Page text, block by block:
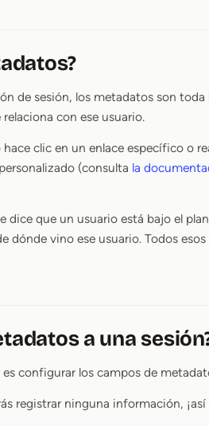
de sesión, los metadatos son
con ese usuario.
hace clic en un enlace específico o
(consulta la
dice que un usuario está bajo el
dónde vino ese usuario. Todos
a una
configurar los campos de
registrar ninguna información,